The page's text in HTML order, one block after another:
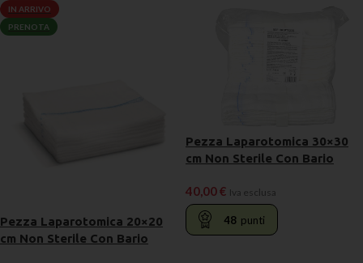
IN ARRIVO
PRENOTA
Pezza Laparotomica 20×20
cm Non Sterile Con Bario
Pezza Laparotomica 30×30
cm Non Sterile Con Bario
40,00€ Iva esclusa
48 punti